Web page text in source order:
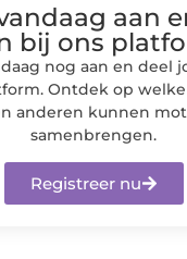
aan
bij ons
nog aan en deel
Ontdek op
anderen kunnen
samenbrengen.
Registreer nu